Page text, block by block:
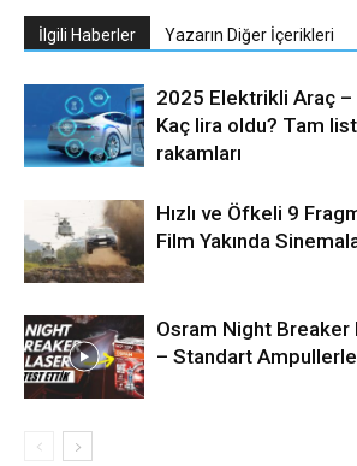
İlgili Haberler Yazarın Diğer İçerikleri
2025 Elektrikli Araç
Kaç lira oldu? Tam
rakamları
Hızlı ve Öfkeli 9
Film Yakında
Osram Night Breaker
– Standart Ampullerle